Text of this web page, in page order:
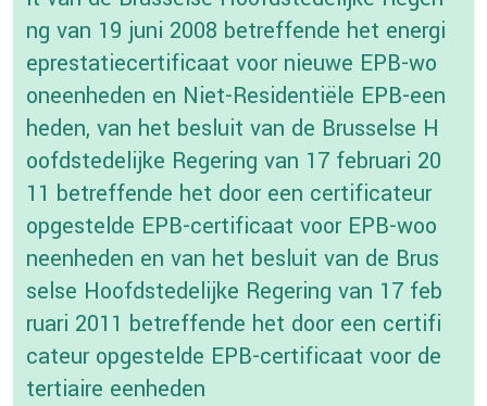
ng van 19 juni 2008 betreffende het energi
eprestatiecertificaat voor nieuwe EPB-wo
oneenheden en Niet-Residentiële EPB-een
heden, van het besluit van de Brusselse H
oofdstedelijke Regering van 17 februari 20
11 betreffende het door een certificateur
opgestelde EPB-certificaat voor EPB-woo
neenheden en van het besluit van de Brus
selse Hoofdstedelijke Regering van 17 feb
ruari 2011 betreffende het door een certifi
cateur opgestelde EPB-certificaat voor de
tertiaire eenheden